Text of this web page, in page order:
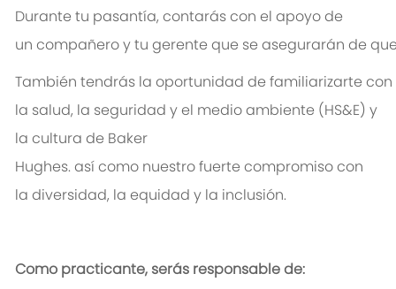
Durantetu pasantía, contaráscon el apoyode
un compañeroytu gerenteque seasegurarán de
También tendrás la oportunidad defamiliarizartecon
la salud, la seguridad yel medioambiente (HS&E) y
la cultura de Baker
Hughes. asícomo nuestrofuertecompromisocon
la diversidad, la equidad y la inclusión.
Como practicante, serás responsablede: